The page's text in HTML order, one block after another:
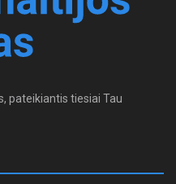
pateikiantis tiesiai Tau